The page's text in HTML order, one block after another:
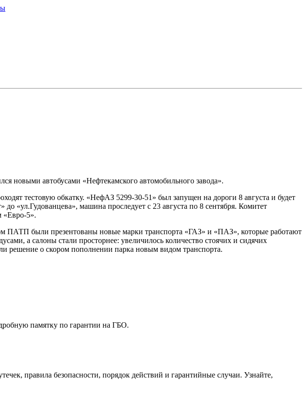
новыми автобусами «Нефтекамского автомобильного завода».
тестовую обкатку. «НефАЗ 5299-30-51» был запущен на дороги 8 августа и будет
«ул.Гудованцева», машина проследует с 23 августа по 8 сентября. Комитет
«Евро-5».
ПАТП были презентованы новые марки транспорта «ГАЗ» и «ПАЗ», которые работают
а салоны стали просторнее: увеличилось количество стоячих и сидячих
решение о скором пополнении парка новым видом транспорта.
памятку по гарантии на ГБО.
правила безопасности, порядок действий и гарантийные случаи. Узнайте,